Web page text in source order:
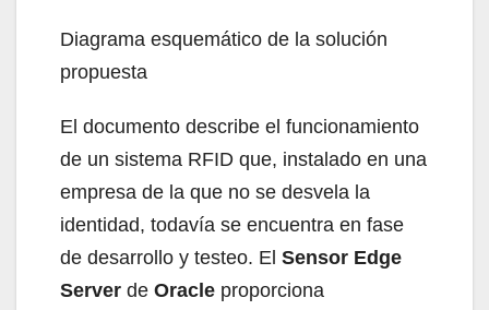
Diagrama esquemático de la solución
propuesta
El documento describe el funcionamiento
de un sistema RFID que, instalado en una
empresa de la que no se desvela la
identidad, todavía se encuentra en fase
de desarrollo y testeo. El Sensor Edge
Server de Oracle proporciona